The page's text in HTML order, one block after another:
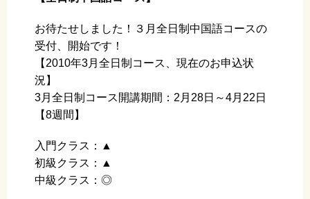
お待たせしました！３月全日制中国語コースの
受付、開始です！
【2010年3月全日制コース、現在のお申込状
況】
3月全日制コース開講期間：2月28日～4月22日
【8週間】
入門クラス：▲
初級クラス：▲
中級クラス：◎